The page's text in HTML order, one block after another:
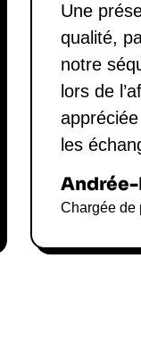
Une
qualité,
notre
lors de
les
Chargée de